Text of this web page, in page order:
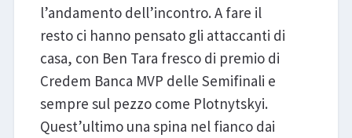
l’andamento dell’incontro. A fare il
resto ci hanno pensato gli attaccanti di
casa, con Ben Tara fresco di premio di
Credem Banca MVP delle Semifinali e
sempre sul pezzo come Plotnytskyi.
Quest’ultimo una spina nel fianco dai